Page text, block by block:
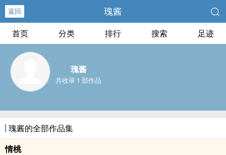
返回 瑰酱
首页 分类 排行 搜索 足迹
瑰酱
共收录 1 部作品
瑰酱的全部作品集
情桃